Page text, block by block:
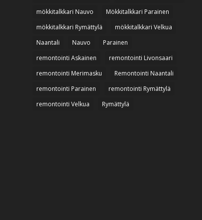
mökkitalkkari Nauvo
Mökkitalkkari Parainen
mökkitalkkari Rymättylä
mökkitalkkari Velkua
Naantali
Nauvo
Parainen
remontointi Askainen
remontointi Livonsaari
remontointi Merimasku
Remontointi Naantali
remontointi Parainen
remontointi Rymättylä
remontointi Velkua
Rymättylä